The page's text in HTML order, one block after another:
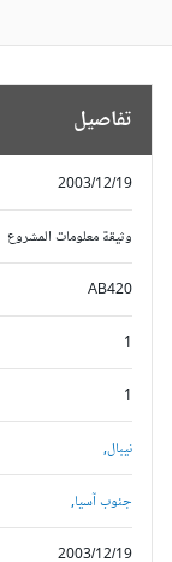
تفاصيل
2003/12/19
وثيقة معلومات المشروع
AB420
نيبال,
جنوب آسيا,
2003/12/19